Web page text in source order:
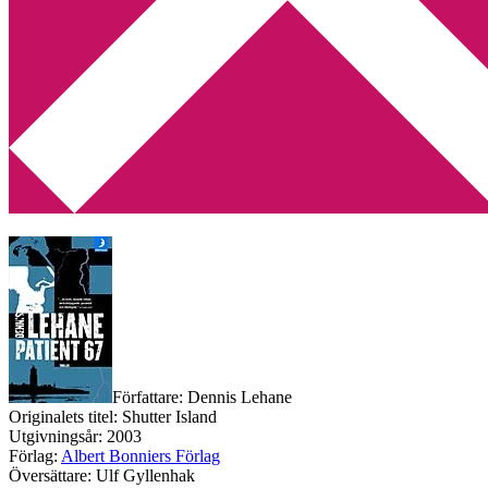
Min tv-blogg
You are here:Home Albert Bonniers Recension: Patient 67 av
Recension: Patient 67 av
2010-01-25 Annika
Recension: Patient 67 av Dennis Lehane
Författare: Dennis Lehane
Originalets titel: Shutter Island
Utgivningsår: 2003
Förlag: Albert Bonniers Förlag
Översättare: Ulf Gyllenhak